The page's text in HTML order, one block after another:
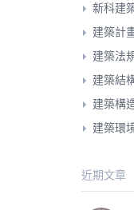
新科建
建築計
建築法
建築結
建築構
建築環
近期文章